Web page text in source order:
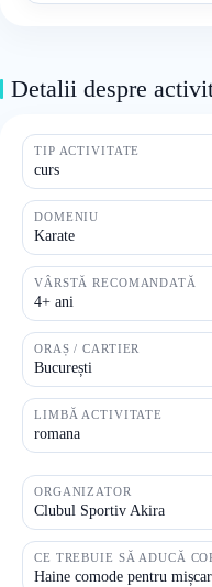
Detalii despre
TIP ACTIVITATE
curs
DOMENIU
Karate
VÂRSTĂ RECOMANDATĂ
4+ ani
ORAȘ / CARTIER
București
LIMBĂ ACTIVITATE
romana
ORGANIZATOR
Clubul Sportiv Akira
CE TREBUIE SĂ ADUCĂ
Haine comode pentru